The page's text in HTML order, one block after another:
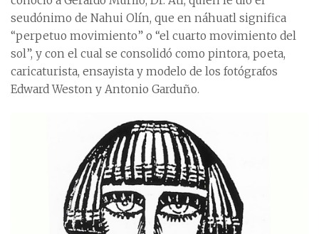
seudónimo de Nahui Olín, que en náhuatl significa
“perpetuo movimiento” o “el cuarto movimiento del
sol”, y con el cual se consolidó como pintora, poeta,
caricaturista, ensayista y modelo de los fotógrafos
Edward Weston y Antonio Garduño.